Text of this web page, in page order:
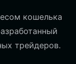
кошелька
трейдеров.